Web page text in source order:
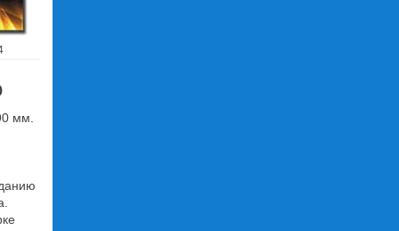
мм.